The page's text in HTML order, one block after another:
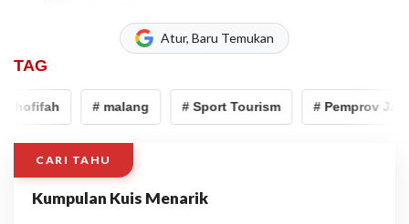
Atur, Baru Temukan
TAG
# malang # Sport Tourism # Pemprov Jatim
CARI TAHU
Kumpulan Kuis Menarik